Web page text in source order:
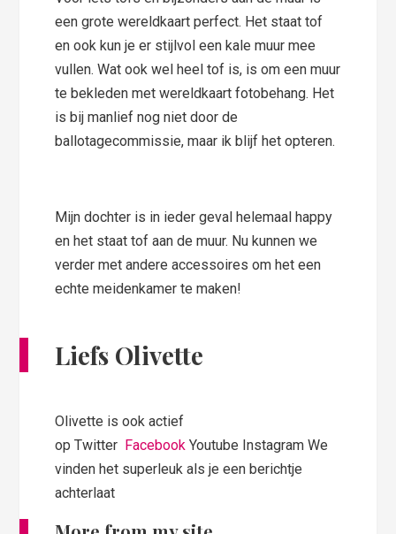
een grote wereldkaart perfect. Het staat tof
en ook kun je er stijlvol een kale muur mee
vullen. Wat ook wel heel tof is, is om een muur
te bekleden met wereldkaart fotobehang. Het
is bij manlief nog niet door de
ballotagecommissie, maar ik blijf het opteren.
Mijn dochter is in ieder geval helemaal happy
en het staat tof aan de muur. Nu kunnen we
verder met andere accessoires om het een
echte meidenkamer te maken!
Liefs Olivette
Olivette is ook actief
op Twitter Facebook Youtube Instagram We
vinden het superleuk als je een berichtje
achterlaat